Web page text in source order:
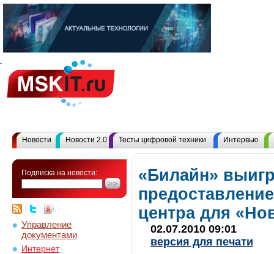
Новости Новости 2.0 Тесты цифровой техники Интервью
Подписка на новости:
Управление
документами
Интернет
«Билайн»
центра для
02.07.2010 09:01
версия для печати